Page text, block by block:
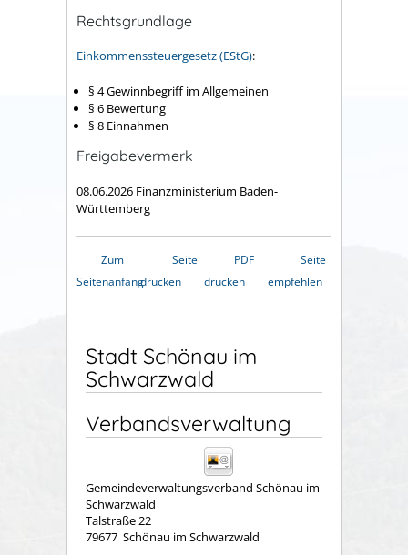
Rechtsgrundlage
Einkommenssteuergesetz (EStG):
§ 4 Gewinnbegriff im Allgemeinen
§ 6 Bewertung
§ 8 Einnahmen
Freigabevermerk
08.06.2026 Finanzministerium Baden-
Württemberg
Zum
Seitenanfang
Seite
drucken
PDF
drucken
Seite
empfehlen
Stadt Schönau im
Schwarzwald
Verbandsverwaltung
Gemeindeverwaltungsverband Schönau im
Schwarzwald
Talstraße 22
79677 Schönau im Schwarzwald